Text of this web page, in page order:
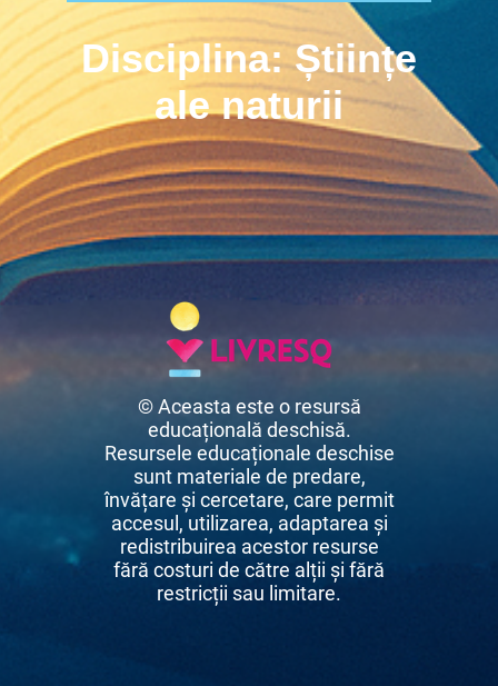
Disciplina: Științe
ale naturii
© Aceasta este o resursă
educațională deschisă.
Resursele educaționale deschise
sunt materiale de predare,
învățare și cercetare, care permit
accesul, utilizarea, adaptarea și
redistribuirea acestor resurse
fără costuri de către alții și fără
restricții sau limitare.